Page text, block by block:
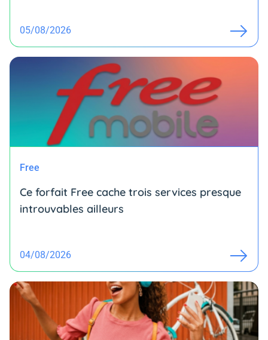
05/08/2026
Free
Ce forfait Free cache trois services presque
introuvables ailleurs
04/08/2026